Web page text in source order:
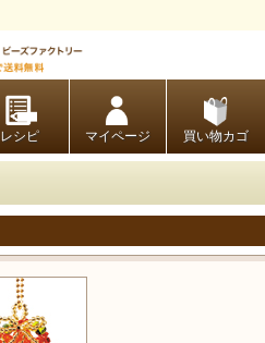
レシピ マイページ 買い物カゴ